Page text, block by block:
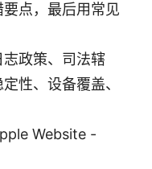
点，最后用常见
政策、司法辖
性、设备覆盖、
Website -